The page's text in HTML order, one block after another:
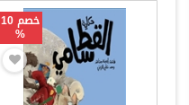
خصم 10
%